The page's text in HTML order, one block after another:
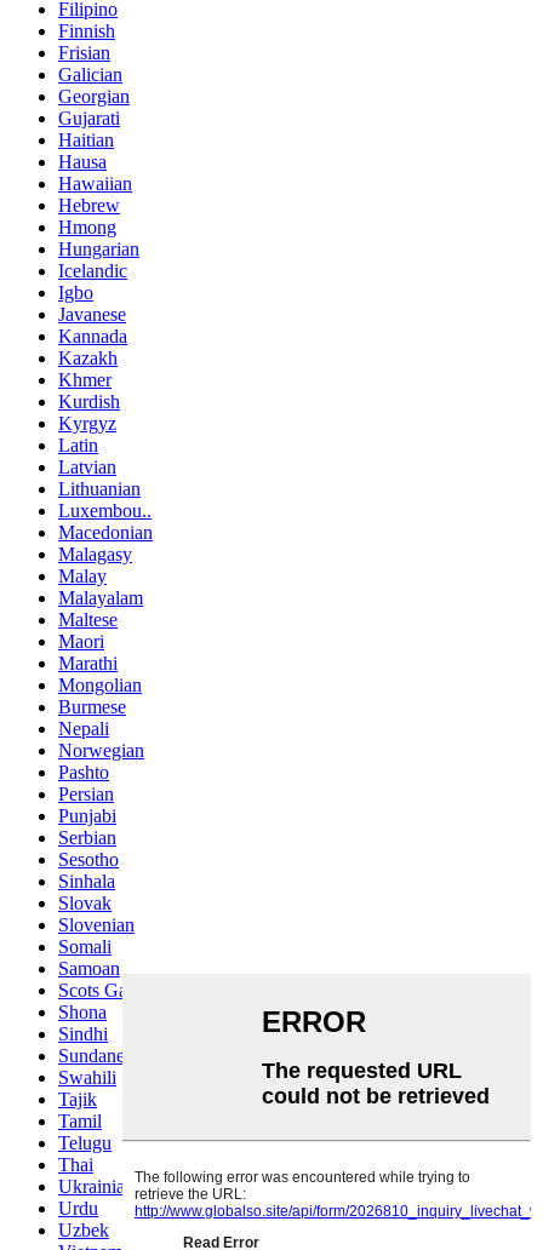
Filipino
Finnish
Frisian
Galician
Georgian
Gujarati
Haitian
Hausa
Hawaiian
Hebrew
Hmong
Hungarian
Icelandic
Igbo
Javanese
Kannada
Kazakh
Khmer
Kurdish
Kyrgyz
Latin
Latvian
Lithuanian
Luxembou..
Macedonian
Malagasy
Malay
Malayalam
Maltese
Maori
Marathi
Mongolian
Burmese
Nepali
Norwegian
Pashto
Persian
Punjabi
Serbian
Sesotho
Sinhala
Slovak
Slovenian
Somali
Samoan
Scots Gaelic
Shona
Sindhi
Sundanese
Swahili
Tajik
Tamil
Telugu
Thai
Ukrainian
Urdu
Uzbek